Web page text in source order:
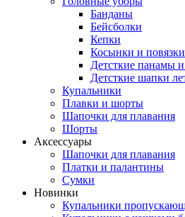
Банданы
Бейсболки
Кепки
Косынки и повязки
Детсткие панамы
Детсткие шапки
Купальники
Плавки и шорты
Шапочки для плавания
Шорты
Аксессуары
Шапочки для плавания
Платки и палантины
Сумки
Новинки
Купальники